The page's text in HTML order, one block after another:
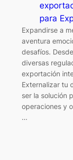
para
Expandirse a
aventura
desafíos.
diversas
exportación
Externalizar tu
ser la solución
operaciones y
…